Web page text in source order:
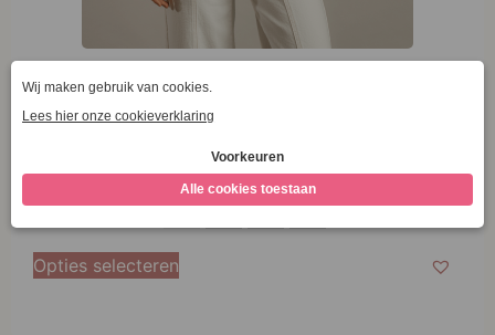
Eribé Stichill Long Sleeve Sweater Caspian
€179,95
S
M
S M L XL
Opties selecteren